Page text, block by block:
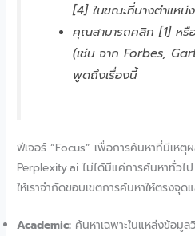
[4] ในขณะที่บางตำแหน่
คุณสามารถคลิก [1] หรื
(เช่น จาก Forbes,
พูดถึงเรื่องนี้
ฟีเจอร์ “Focus” เพื่อการค้นหาที่มีเหตุ
Perplexity.ai ไม่ได้มีแค่การค้นหาทั่ว
ให้เราจำกัดขอบเขตการค้นหาให้ตรงจุด
Academic: ค้นหาเฉพาะในแหล่งข้อมู